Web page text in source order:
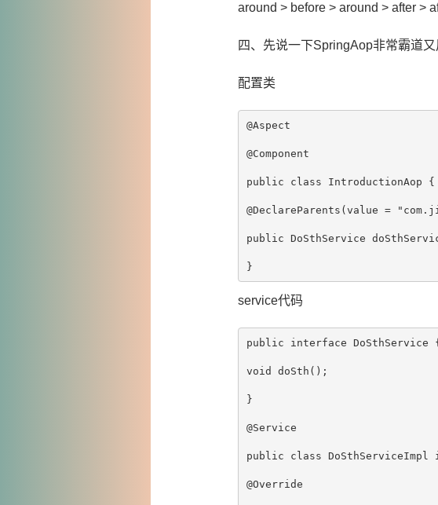
around > before > around > after >
四、先说一下SpringAop非常霸道
配置类
@Aspect
@Component
public class IntroductionAop {
@DeclareParents(value =
public DoSthService
service代码
public interface DoSthService
void doSth();
}
@Service
public class DoSthServiceImpl
@Override